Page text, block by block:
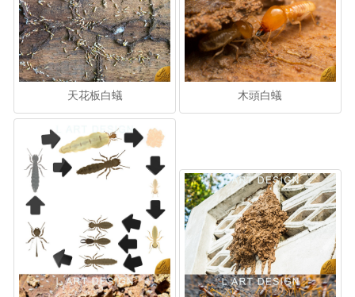
天花板白蟻 木頭白蟻